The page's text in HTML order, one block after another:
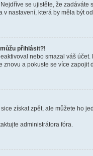
se ujistěte, že
nastavení, která by měla být
přihlásit?!
nebo smazal váš
a pokuste se více zapojit
získat zpět, ale můžete ho
administrátora fóra.